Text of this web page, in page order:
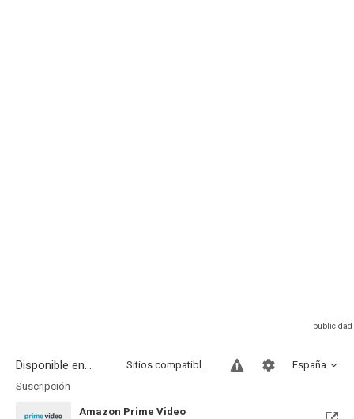
Disponible en... España
Sitios compatibles
Suscripción
Amazon Prime Video